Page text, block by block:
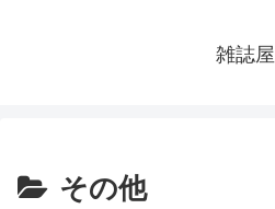
雑誌屋
その他